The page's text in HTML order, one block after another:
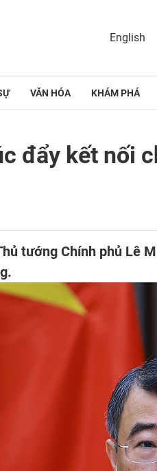
English
VĂN HÓA KHÁM PHÁ
đẩy kết nối
tướng Chính phủ Lê